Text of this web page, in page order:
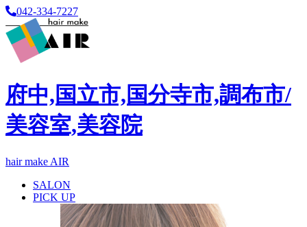
042-334-7227
府中,国立市,国分寺市,調布市/
美容室,美容院
hair make AIR
SALON
PICK UP